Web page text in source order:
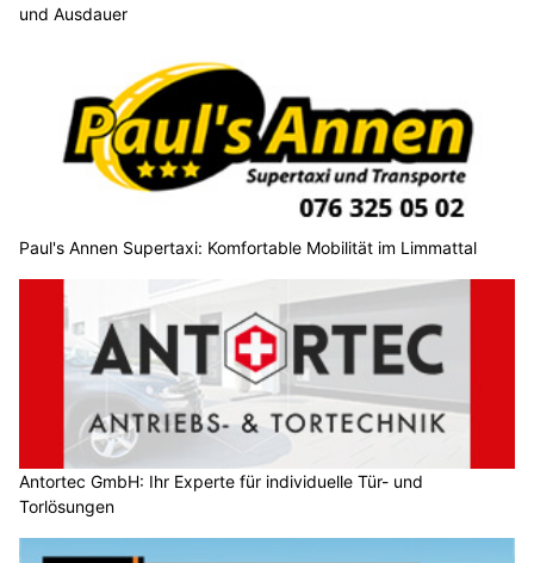
und Ausdauer
Paul's Annen Supertaxi: Komfortable Mobilität im Limmattal
Antortec GmbH: Ihr Experte für individuelle Tür- und
Torlösungen